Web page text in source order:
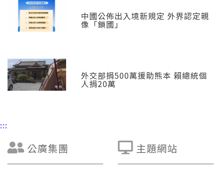
中國公佈出入境新規定 外界認定親
像「鎖國」
外交部捐500萬援助熊本 賴總統個
人捐20萬
:::
公廣集團 主題網站